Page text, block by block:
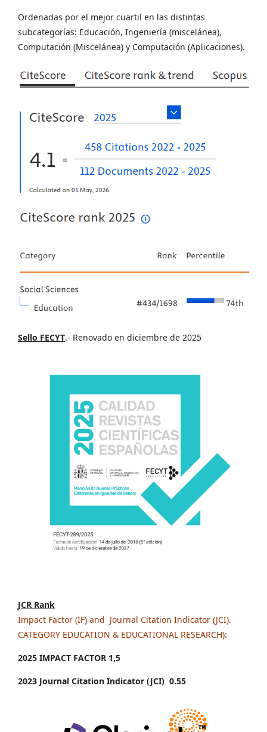
Ordenadas por el mejor cuartil en las distintas
subcategorías: Educación, Ingeniería (miscelánea),
Computación (Miscelánea) y Computación (Aplicaciones).
Sello FECYT.- Renovado en diciembre de 2025
JCR Rank
Impact Factor (IF) and Journal Citation Indicator (JCI).
CATEGORY EDUCATION & EDUCATIONAL RESEARCH):
2025 IMPACT FACTOR 1,5
2023 Journal Citation Indicator (JCI) 0.55